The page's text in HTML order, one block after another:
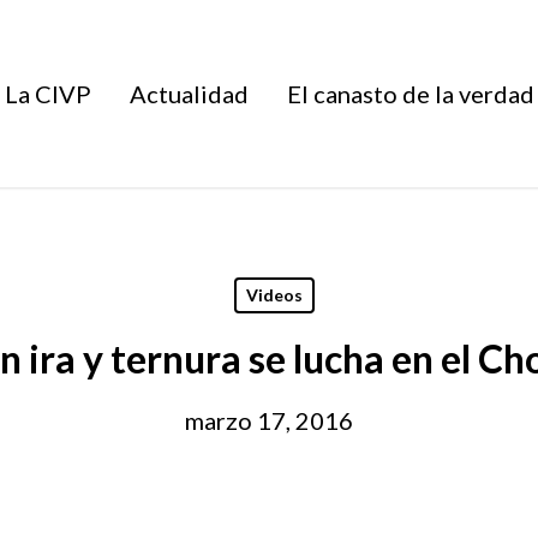
La CIVP Actualidad El canasto de la verdad
Videos
ira y ternura se lucha en el
marzo 17, 2016